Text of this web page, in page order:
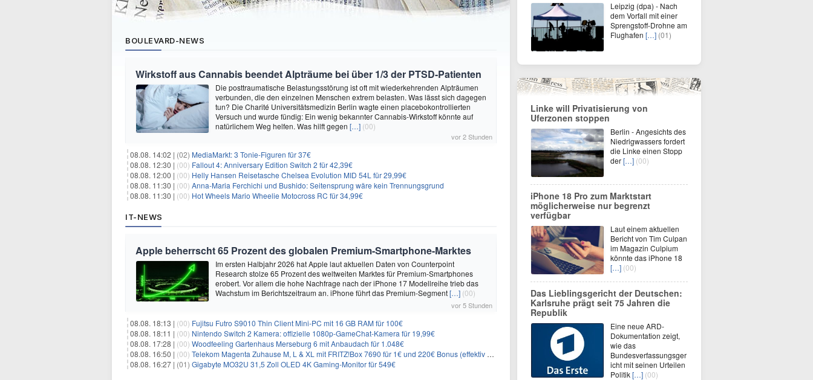
BOULEVARD-NEWS
Wirkstoff aus Cannabis beendet Alpträume bei über 1/3 der PTSD-Patienten
Die posttraumatische Belastungsstörung ist oft mit wiederkehrenden Alpträumen
verbunden, die den einzelnen Menschen extrem belasten. Was lässt sich dagegen
tun? Die Charité Universitätsmedizin Berlin wagte einen placebokontrollierten
Versuch und wurde fündig: Ein wenig bekannter Cannabis-Wirkstoff könnte auf
natürlichem Weg helfen. Was hilft gegen […] (00)
vor 2 Stunden
08.08. 14:02 | (02) MediaMarkt: 3 Tonie-Figuren für 37€
08.08. 12:30 | (00) Fallout 4: Anniversary Edition Switch 2 für 42,39€
08.08. 12:00 | (00) Helly Hansen Reisetasche Chelsea Evolution MID 54L für 29,99€
08.08. 11:30 | (00) Anna-Maria Ferchichi und Bushido: Seitensprung wäre kein Trennungsgrund
08.08. 11:30 | (00) Hot Wheels Mario Wheelie Motocross RC für 34,99€
IT-NEWS
Apple beherrscht 65 Prozent des globalen Premium-Smartphone-Marktes
Im ersten Halbjahr 2026 hat Apple laut aktuellen Daten von Counterpoint
Research stolze 65 Prozent des weltweiten Marktes für Premium-Smartphones
erobert. Vor allem die hohe Nachfrage nach der iPhone 17 Modellreihe trieb das
Wachstum im Berichtszeitraum an. iPhone führt das Premium-Segment[…] (00)
vor 5 Stunden
08.08. 18:13 | (00) Fujitsu Futro S9010 Thin Client Mini-PC mit 16 GB RAM für 100€
08.08. 18:11 | (00) Nintendo Switch 2 Kamera: offizielle 1080p-GameChat-Kamera für 19,99€
08.08. 17:28 | (00) Woodfeeling Gartenhaus Merseburg 6 mit Anbaudach für 1.048€
08.08. 16:50 | (00) Telekom Magenta Zuhause M, L & XL mit FRITZ!Box 7690 für 1€ und 220€ Bonus (effektiv ab 19,74€/Monat)
08.08. 16:27 | (01) Gigabyte MO32U 31,5 Zoll OLED 4K Gaming-Monitor für 549€
Leipzig (dpa) - Nach
dem Vorfall mit einer
Sprengstoff-Drohne am
Flughafen […] (01)
Linke will Privatisierung von
Uferzonen stoppen
Berlin - Angesichts des
Niedrigwassers fordert
die Linke einen Stopp
der[…] (00)
iPhone 18 Pro zum Marktstart
möglicherweise nur begrenzt
verfügbar
Laut einem aktuellen
Bericht von Tim Culpan
im Magazin Culpium
könnte das iPhone 18
[…] (00)
Das Lieblingsgericht der Deutschen:
Karlsruhe prägt seit 75 Jahren die
Republik
Eine neue ARD-
Dokumentation zeigt,
wie das
Bundesverfassungsger
icht mit seinen Urteilen
Politik[…] (00)